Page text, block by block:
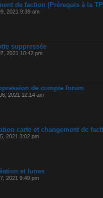
de faction (Prérequis à la
2021 9:39 am
suppressée
2021 10:42 pm
de compte forum
2021 12:14 am
carte et changement de
2021 3:02 pm
et lunes
2021 9:49 pm